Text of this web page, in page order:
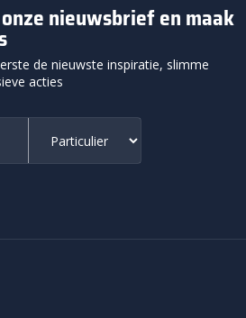
nieuwsbrief en maak
de nieuwste inspiratie, slimme
acties